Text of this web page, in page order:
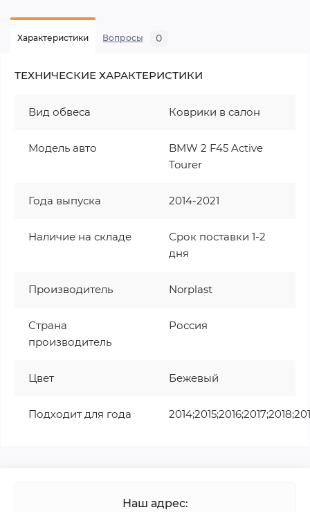
Характеристики Вопросы 0
ТЕХНИЧЕСКИЕ ХАРАКТЕРИСТИКИ
Вид обвеса Коврики в салон
Модель авто
BMW 2 F45 Active
Tourer
Года выпуска 2014-2021
Наличие на складе
Срок поставки 1-2
дня
Производитель Norplast
Страна
производитель
Россия
Цвет Бежевый
Подходит для года
Наш адрес: